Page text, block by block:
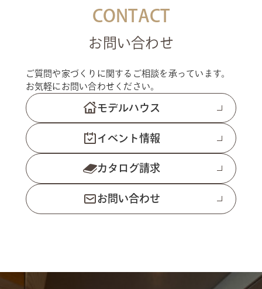
CONTACT
お問い合わせ
ご質問や家づくりに関するご相談を承っています。
お気軽にお問い合わせください。
モデルハウス
イベント情報
カタログ請求
お問い合わせ